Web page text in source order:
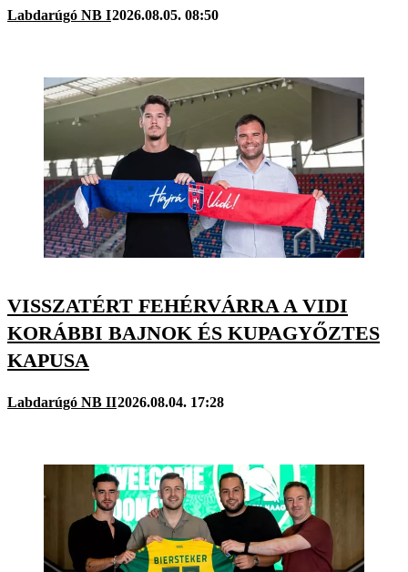
Labdarúgó NB I2026.08.05. 08:50
VISSZATÉRT FEHÉRVÁRRA A VIDI
KORÁBBI BAJNOK ÉS KUPAGYŐZTES
KAPUSA
Labdarúgó NB II2026.08.04. 17:28